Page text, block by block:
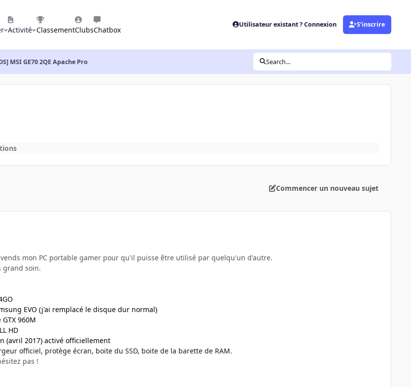
Activité ClassementClubsChatbox
Utilisateur existant ? Connexion S’inscrire
MSI GE70 2QE Apache Pro Search...
Commencer un nouveau sujet
mon PC portable gamer pour qu'il puisse être utilisé par quelqu'un d'autre.
grand soin.
EVO (j'ai remplacé le disque dur normal)
960M
HD
(avril 2017) activé officiellement
officiel, protège écran, boite du SSD, boite de la barette de RAM.
pas !